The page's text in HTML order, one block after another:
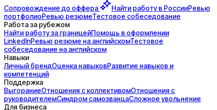
Сопровождение до оффера Найти работу в РоссииРевью
портфолиоРевью резюмеТестовое собеседование
Работа за рубежом
Найти работу за границейПомощь в оформлении
LinkedInРевью резюме на английскомТестовое
собеседование на английском
Навыки
Личный брендОценка навыковРазвитие навыков и
компетенций
Поддержка
ВыгораниеОтношения с коллективомОтношения с
руководителемСиндром самозванцаСложное увольнение
Для бизнеса